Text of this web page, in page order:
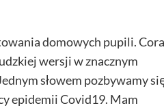
domowych pupili.
wersji w znacznym
słowem pozbywamy
epidemii Covid19. Mam